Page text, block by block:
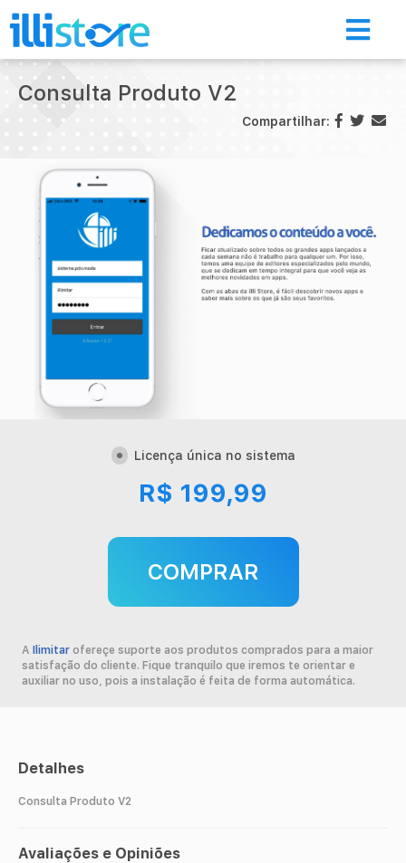
Loja de aplicativos
A Illimitar
Contato
Minha conta
Consulta Produto V2
Compartilhar:
Licença única no sistema
R$ 199,99
COMPRAR
A Ilimitar ofereçe suporte aos produtos comprados para a maior
satisfação do cliente. Fique tranquilo que iremos te orientar e
auxiliar no uso, pois a instalação é feita de forma automática.
Detalhes
Consulta Produto V2
Avaliações e Opiniões